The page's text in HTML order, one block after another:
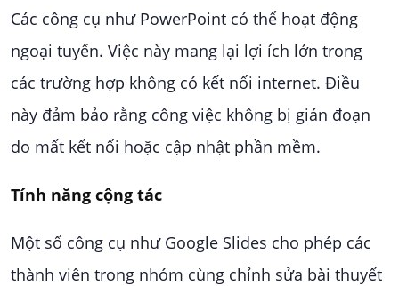
Các công cụ như PowerPoint có thể hoạt động
ngoại tuyến. Việc này mang lại lợi ích lớn trong
các trường hợp không có kết nối internet. Điều
này đảm bảo rằng công việc không bị gián đoạn
do mất kết nối hoặc cập nhật phần mềm.
Tính năng cộng tác
Một số công cụ như Google Slides cho phép các
thành viên trong nhóm cùng chỉnh sửa bài thuyết